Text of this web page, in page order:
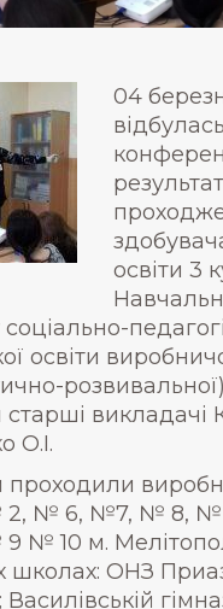
04
освіти 3
соціально-
освіти
старші викладачі
О.І.
проходили
№ 6, №7, № 8, №
№ 10 м.
школах: ОНЗ